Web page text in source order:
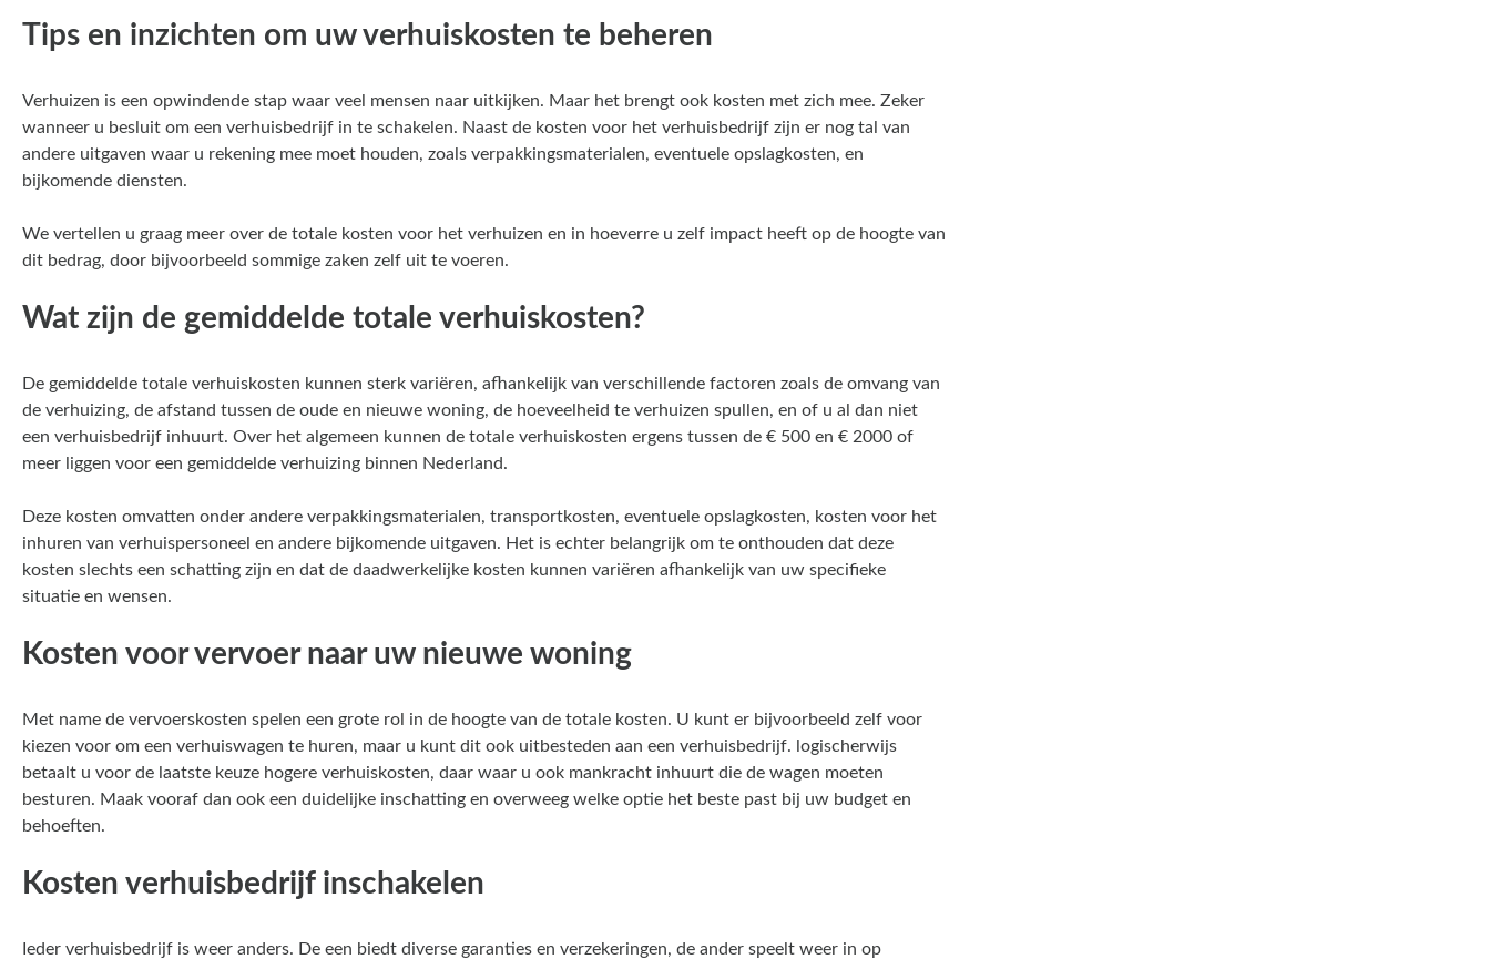
Tips en inzichten om uw verhuiskosten te beheren
Verhuizen is een opwindende stap waar veel mensen naar uitkijken. Maar het brengt ook kosten met zich mee. Zeker
wanneer u besluit om een verhuisbedrijf in te schakelen. Naast de kosten voor het verhuisbedrijf zijn er nog tal van
andere uitgaven waar u rekening mee moet houden, zoals verpakkingsmaterialen, eventuele opslagkosten, en
bijkomende diensten.
We vertellen u graag meer over de totale kosten voor het verhuizen en in hoeverre u zelf impact heeft op de hoogte van
dit bedrag, door bijvoorbeeld sommige zaken zelf uit te voeren.
Wat zijn de gemiddelde totale verhuiskosten?
De gemiddelde totale verhuiskosten kunnen sterk variëren, afhankelijk van verschillende factoren zoals de omvang van
de verhuizing, de afstand tussen de oude en nieuwe woning, de hoeveelheid te verhuizen spullen, en of u al dan niet
een verhuisbedrijf inhuurt. Over het algemeen kunnen de totale verhuiskosten ergens tussen de € 500 en € 2000 of
meer liggen voor een gemiddelde verhuizing binnen Nederland.
Deze kosten omvatten onder andere verpakkingsmaterialen, transportkosten, eventuele opslagkosten, kosten voor het
inhuren van verhuispersoneel en andere bijkomende uitgaven. Het is echter belangrijk om te onthouden dat deze
kosten slechts een schatting zijn en dat de daadwerkelijke kosten kunnen variëren afhankelijk van uw specifieke
situatie en wensen.
Kosten voor vervoer naar uw nieuwe woning
Met name de vervoerskosten spelen een grote rol in de hoogte van de totale kosten. U kunt er bijvoorbeeld zelf voor
kiezen voor om een verhuiswagen te huren, maar u kunt dit ook uitbesteden aan een verhuisbedrijf. logischerwijs
betaalt u voor de laatste keuze hogere verhuiskosten, daar waar u ook mankracht inhuurt die de wagen moeten
besturen. Maak vooraf dan ook een duidelijke inschatting en overweeg welke optie het beste past bij uw budget en
behoeften.
Kosten verhuisbedrijf inschakelen
Ieder verhuisbedrijf is weer anders. De een biedt diverse garanties en verzekeringen, de ander speelt weer in op